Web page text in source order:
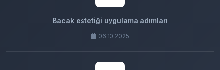
Bacak estetiği uygulama adımları
06.10.2025